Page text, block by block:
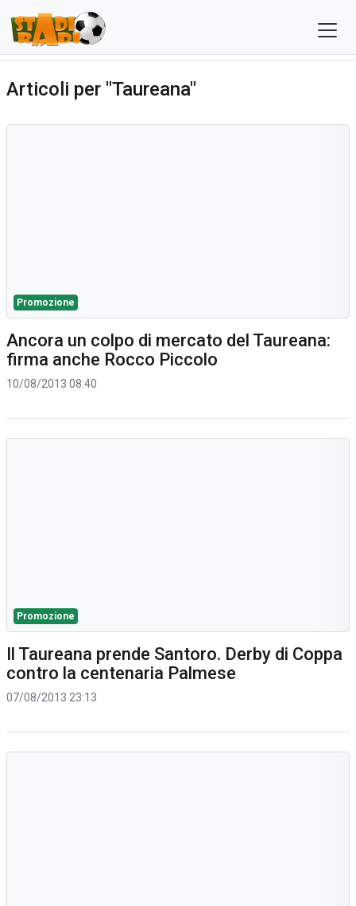
Articoli per "Taureana"
Promozione
Ancora un colpo di mercato del Taureana:
firma anche Rocco Piccolo
10/08/2013 08:40
Promozione
Il Taureana prende Santoro. Derby di Coppa
contro la centenaria Palmese
07/08/2013 23:13